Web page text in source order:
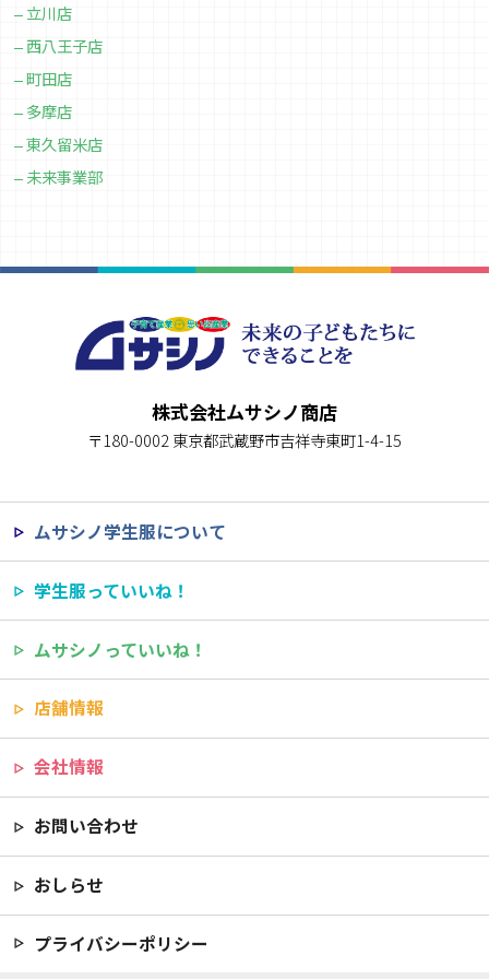
立川店
西八王子店
町田店
多摩店
東久留米店
未来事業部
株式会社ムサシノ商店
〒180-0002 東京都武蔵野市吉祥寺東町1-4-15
ムサシノ学生服について
学生服っていいね！
ムサシノっていいね！
店舗情報
会社情報
お問い合わせ
おしらせ
プライバシーポリシー